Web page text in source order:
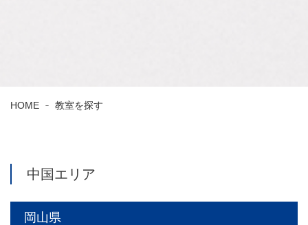
HOME 教室を探す
中国エリア
岡山県